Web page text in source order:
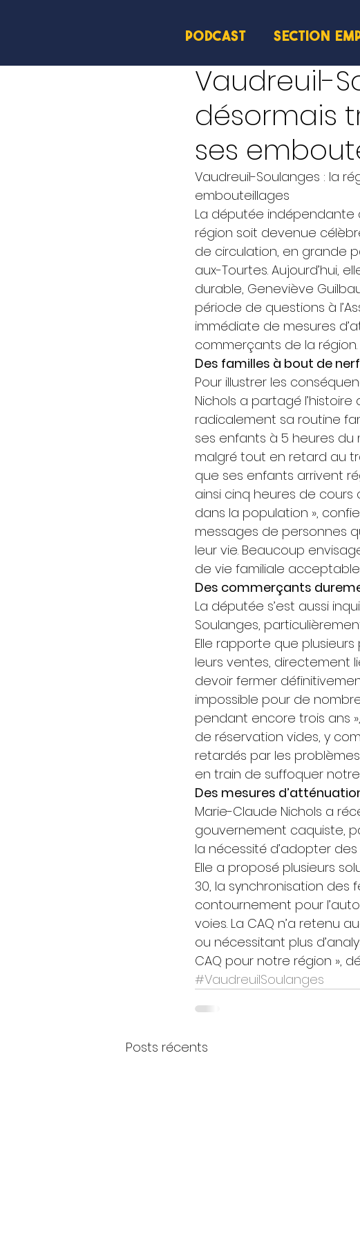
PODCAST SECTION
Vaudreuil-
désormais
ses
Vaudreuil-Soulanges : la
embouteillages
La députée indépendante
région soit devenue
de circulation, en grande
aux-Tourtes. Aujourd’hui,
durable, Geneviève
période de questions à
immédiate de mesures
commerçants de la région.
Des familles à bout de
Pour illustrer les
Nichols a partagé
radicalement sa routine
ses enfants à 5 heures
malgré tout en retard au
que ses enfants arrivent
ainsi cinq heures de
dans la population »,
messages de personnes
leur vie. Beaucoup
de vie familiale
Des commerçants
La députée s’est aussi
Soulanges,
Elle rapporte que
leurs ventes, directement
devoir fermer
impossible pour de
pendant encore trois ans
de réservation vides, y
retardés par les
en train de suffoquer
Des mesures
Marie-Claude Nichols a
gouvernement caquiste,
la nécessité d’adopter
Elle a proposé plusieurs
30, la synchronisation des
contournement pour
voies. La CAQ n’a retenu
ou nécessitant plus
CAQ pour notre région »,
#VaudreuilSoulanges
Posts récents